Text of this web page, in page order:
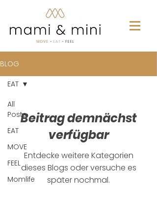
BLOG
All
Posts
EAT
MOVE
FEEL
Momlife
EAT
Beitrag demnächst
verfügbar
Entdecke weitere Kategorien
dieses Blogs oder versuche es
später nochmal.